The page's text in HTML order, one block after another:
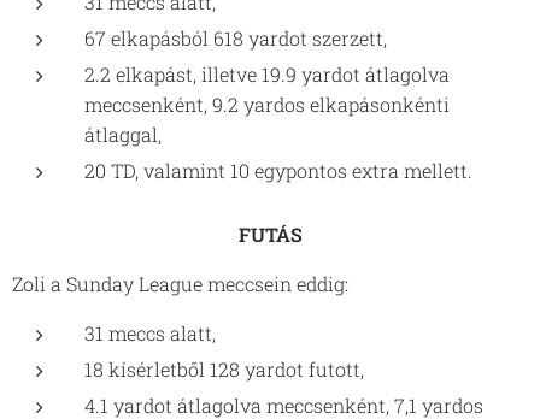
67 elkapásból 618 yardot szerzett,
2.2 elkapást, illetve 19.9 yardot átlagolva
meccsenként, 9.2 yardos elkapásonkénti
átlaggal,
20 TD, valamint 10 egypontos extra mellett.
FUTÁS
Zoli a Sunday League meccsein eddig:
31 meccs alatt,
18 kísérletből 128 yardot futott,
4.1 yardot átlagolva meccsenként, 7,1 yardos